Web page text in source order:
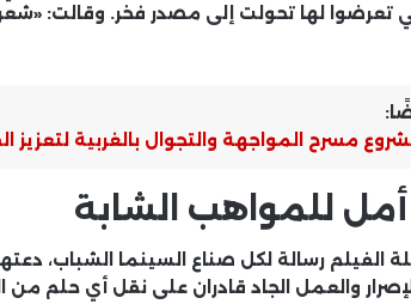
التي تعرضوا لها تحولت إلى مصدر فخر.
مسرح المواجهة والتجوال بالغربية لتعزيز الفنون
أمل للمواهب الشابة
الفيلم رسالة لكل صناع السينما الشباب،
والعمل الجاد قادران على نقل أي حلم من